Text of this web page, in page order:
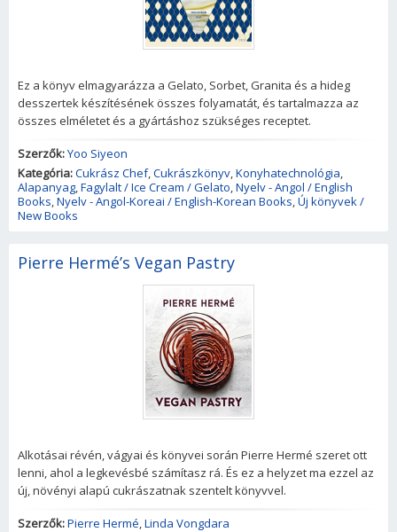
Ez a könyv elmagyarázza a Gelato, Sorbet, Granita és a hideg
desszertek készítésének összes folyamatát, és tartalmazza az
összes elméletet és a gyártáshoz szükséges receptet.
Szerzők:Yoo Siyeon
Kategória:Cukrász Chef,Cukrászkönyv,Konyhatechnológia,
Alapanyag,Fagylalt / Ice Cream / Gelato,Nyelv - Angol / English
Books,Nyelv - Angol-Koreai / English-Korean Books,Új könyvek /
New Books
Pierre Hermé’s Vegan Pastry
Alkotásai révén, vágyai és könyvei során Pierre Hermé szeret ott
lenni, ahol a legkevésbé számítasz rá. És ez a helyzet ma ezzel az
új, növényi alapú cukrászatnak szentelt könyvvel.
Szerzők:Pierre Hermé,Linda Vongdara